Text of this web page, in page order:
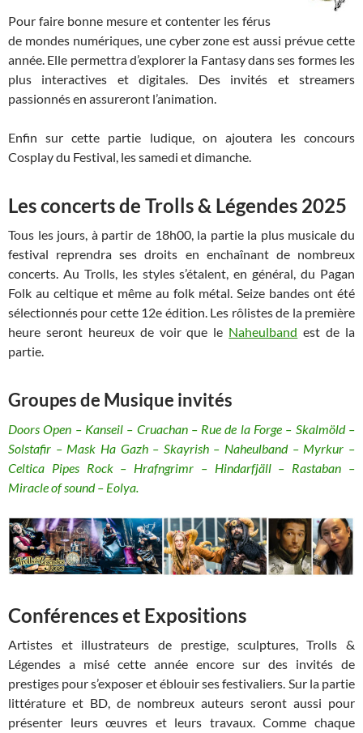
Pour faire bonne mesure et contenter les férus
de mondes numériques, une cyber zone est aussi prévue cette
année. Elle permettra d’explorer la Fantasy dans ses formes les
plus interactives et digitales. Des invités et streamers
passionnés en assureront l’animation.
Enfin sur cette partie ludique, on ajoutera les concours
Cosplay du Festival, les samedi et dimanche.
Les concerts de Trolls & Légendes 2025
Tous les jours, à partir de 18h00, la partie la plus musicale du
festival reprendra ses droits en enchaînant de nombreux
concerts. Au Trolls, les styles s’étalent, en général, du Pagan
Folk au celtique et même au folk métal. Seize bandes ont été
sélectionnés pour cette 12e édition. Les rôlistes de la première
heure seront heureux de voir que le Naheulband est de la
partie.
Groupes de Musique invités
Doors Open – Kanseil – Cruachan – Rue de la Forge – Skalmöld –
Solstafir – Mask Ha Gazh – Skayrish – Naheulband – Myrkur –
Celtica Pipes Rock – Hrafngrimr – Hindarfjäll – Rastaban –
Miracle of sound – Eolya.
Conférences et Expositions
Artistes et illustrateurs de prestige, sculptures, Trolls &
Légendes a misé cette année encore sur des invités de
prestiges pour s’exposer et éblouir ses festivaliers. Sur la partie
littérature et BD, de nombreux auteurs seront aussi pour
présenter leurs œuvres et leurs travaux. Comme chaque